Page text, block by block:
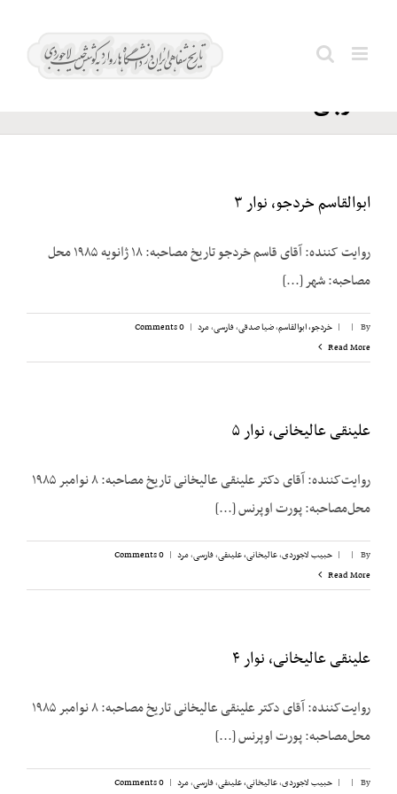
گذاری
خارجی
ابوالقاسم خردجو، نوار ۳
روایت کننده: آقای قاسم خردجو تاریخ مصاحبه: ۱۸ ژانویه ۱۹۸۵ محل
مصاحبه: شهر [...]
By
|
| خردجو، ابوالقاسم,ضیا صدقی,فارسی,مرد |
0 Comments
Read More
علینقی عالیخانی، نوار ۵
روایت‌کننده: آقای دکتر علینقی عالیخانی تاریخ مصاحبه: ۸ نوامبر ۱۹۸۵
محل‌مصاحبه: پورت اوپرنس [...]
By
|
| حبیب لاجوردی,عالیخانی، علینقی,فارسی,مرد |
0 Comments
Read More
علینقی عالیخانی، نوار ۴
روایت‌کننده: آقای دکتر علینقی عالیخانی تاریخ مصاحبه: ۸ نوامبر ۱۹۸۵
محل‌مصاحبه: پورت اوپرنس [...]
By
|
| حبیب لاجوردی,عالیخانی، علینقی,فارسی,مرد |
0 Comments